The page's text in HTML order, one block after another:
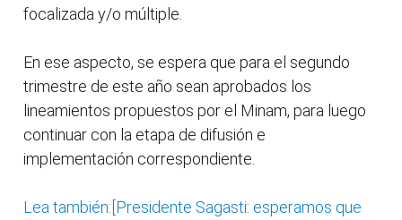
focalizada y/o múltiple.
En ese aspecto, se espera que para el segundo
trimestre de este año sean aprobados los
lineamientos propuestos por el Minam, para luego
continuar con la etapa de difusión e
implementación correspondiente.
Lea también:[Presidente Sagasti: esperamos que